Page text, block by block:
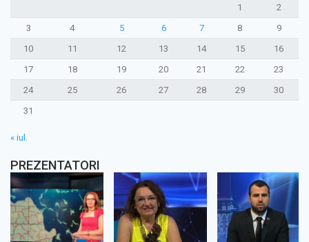
1
2
3
4 5 6 7 8
9
10
11 12 13 14 15
16
17
18 19 20 21 22
23
24
25 26 27 28 29
30
31
« iul.
PREZENTATORI